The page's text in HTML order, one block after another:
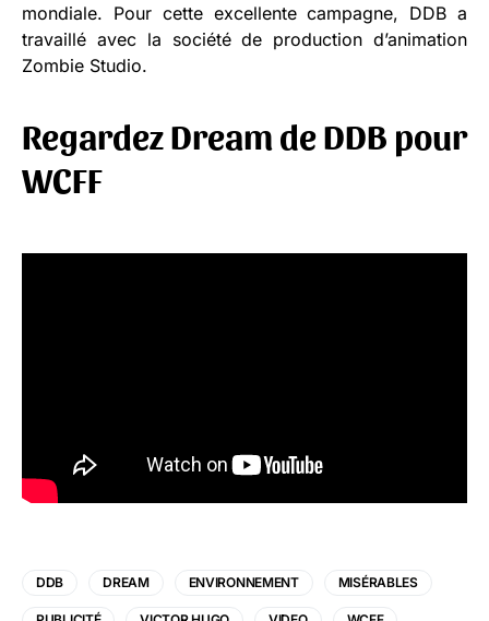
mondiale. Pour cette excellente campagne, DDB a
travaillé avec la société de production d’animation
Zombie Studio.
Regardez Dream de DDB pour
WCFF
DDB DREAM ENVIRONNEMENT MISÉRABLES